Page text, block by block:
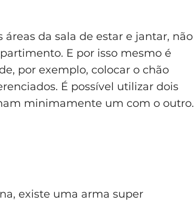
da sala de estar e jantar, não
E por isso mesmo é
por exemplo, colocar o chão
É possível utilizar dois
minimamente um com o outro.
existe uma arma super